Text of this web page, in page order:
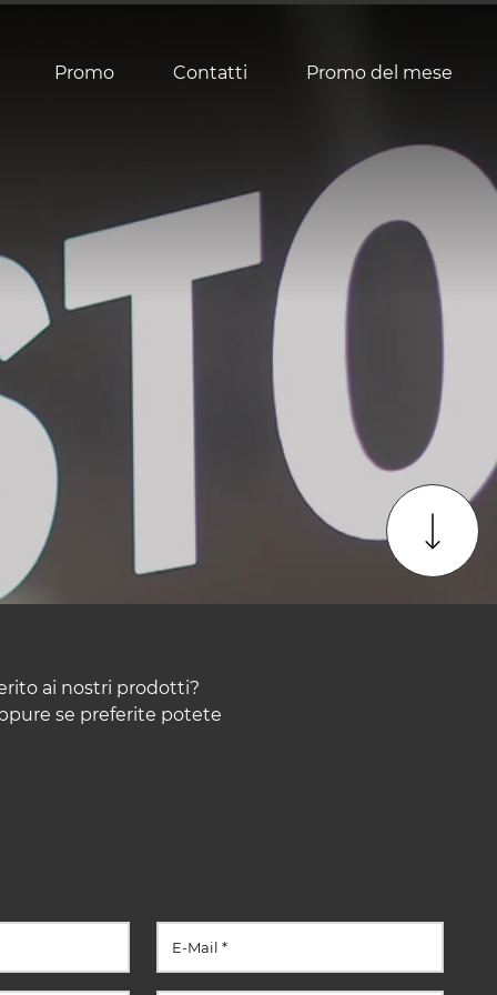
Promo Contatti Promo del mese
ai nostri prodotti?
se preferite potete